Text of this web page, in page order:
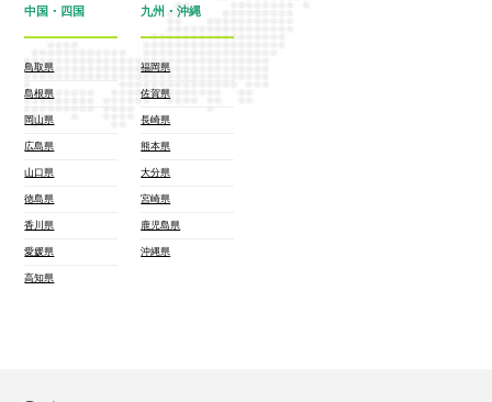
中国・四国
鳥取県
島根県
岡山県
広島県
山口県
徳島県
香川県
愛媛県
高知県
九州・沖縄
福岡県
佐賀県
長崎県
熊本県
大分県
宮崎県
鹿児島県
沖縄県